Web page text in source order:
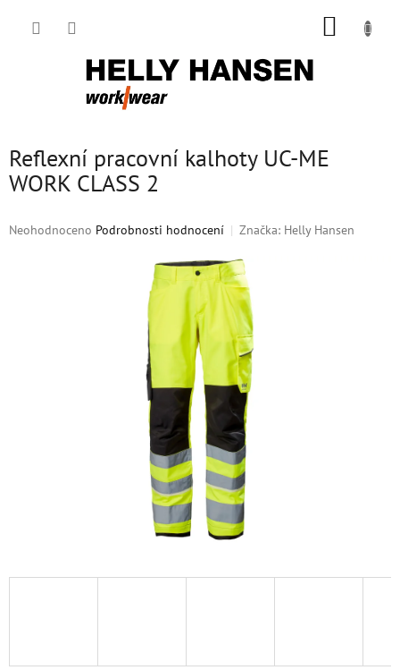
Reflexní pracovní kalhoty UC-ME
WORK CLASS 2
Průměrné
Neohodnoceno Podrobnosti hodnocení Značka: Helly Hansen